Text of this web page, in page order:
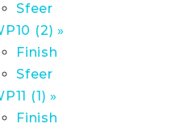
Sfeer
(2) »
Finish
Sfeer
(1) »
Finish